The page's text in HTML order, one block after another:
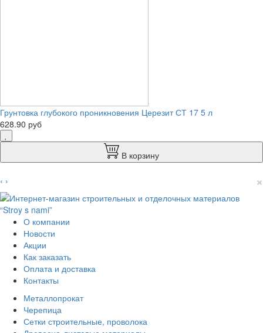
Грунтовка глубокого проникновения Церезит СТ 17 5 л
628.90 руб
В корзину
‹ › ×
О компании
Новости
Акции
Как заказать
Оплата и доставка
Контакты
Металлопрокат
Черепица
Сетки строительные, проволока